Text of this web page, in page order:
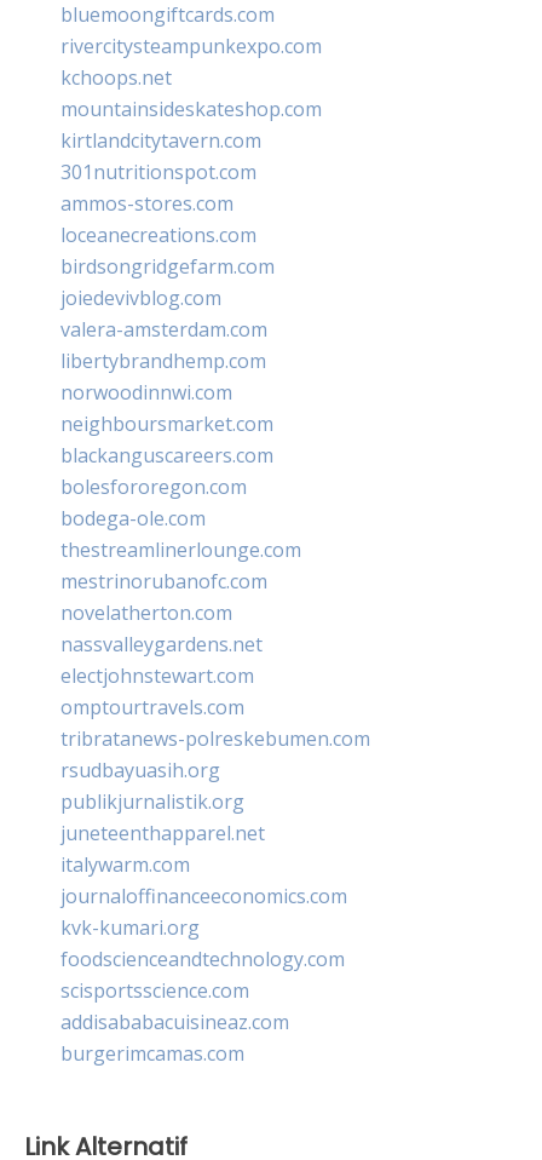
bluemoongiftcards.com
rivercitysteampunkexpo.com
kchoops.net
mountainsideskateshop.com
kirtlandcitytavern.com
301nutritionspot.com
ammos-stores.com
loceanecreations.com
birdsongridgefarm.com
joiedevivblog.com
valera-amsterdam.com
libertybrandhemp.com
norwoodinnwi.com
neighboursmarket.com
blackanguscareers.com
bolesfororegon.com
bodega-ole.com
thestreamlinerlounge.com
mestrinorubanofc.com
novelatherton.com
nassvalleygardens.net
electjohnstewart.com
omptourtravels.com
tribratanews-polreskebumen.com
rsudbayuasih.org
publikjurnalistik.org
juneteenthapparel.net
italywarm.com
journaloffinanceeconomics.com
kvk-kumari.org
foodscienceandtechnology.com
scisportsscience.com
addisababacuisineaz.com
burgerimcamas.com
Link Alternatif